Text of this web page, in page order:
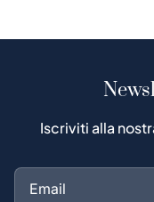
Iscriviti alla